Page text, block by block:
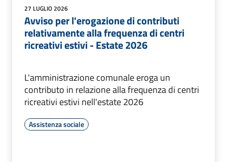
27 LUGLIO 2026
Avviso per l'erogazione di contributi
relativamente alla frequenza di centri
ricreativi estivi - Estate 2026
L'amministrazione comunale eroga un
contributo in relazione alla frequenza di centri
ricreativi estivi nell'estate 2026
Assistenza sociale